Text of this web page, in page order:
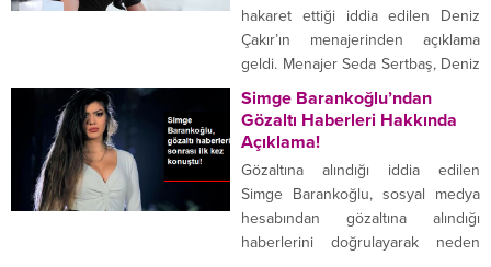
Ecevit’in “Bu kadına haddini
bildirin” sözleri üzerine Meclis’ten
çıkarılan Merve Kavakçı, bu kez
danışmanı olan kızıyla gündemde…
HAYATI...
hakaret ettiği iddia edilen Deniz
Çakır’ın menajerinden açıklama
geldi. Menajer Seda Sertbaş, Deniz
Çakır’ın sette olduğunu, basına
servis edilen fotoğrafların ise arşiv
olduğunu açıkladı. Bir kafede 6
başörtülü kadına hakaret ettiği
iddia edilen Deniz Çakır’ın
menajerinden açıklama geldi.
Menajer Seda Sertbaş, Deniz
Çakır’ın sette olduğunu,...
Simge Barankoğlu’ndan
Gözaltı Haberleri Hakkında
Açıklama!
Gözaltına alındığı iddia edilen
Simge Barankoğlu, sosyal medya
hesabından gözaltına alındığı
haberlerini doğrulayarak neden